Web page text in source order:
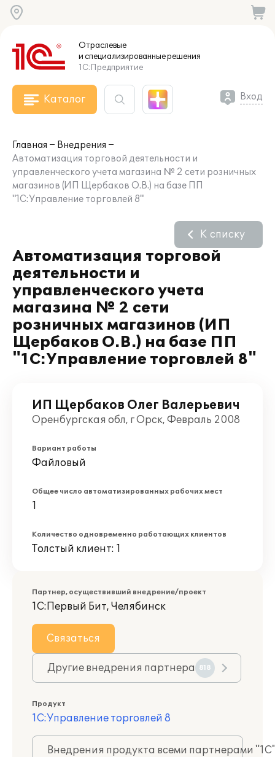
Отраслевые
и специализированныерешения
1С:Предприятие
Каталог Вход
Главная
Внедрения
Автоматизация торговой деятельности и
управленческого учета магазина № 2 сети розничных
магазинов (ИП Щербаков О.В.) на базе ПП
"1С:Управление торговлей 8"
Автоматизация торговой
деятельности и
управленческого учета
магазина № 2 сети
розничных магазинов (ИП
Щербаков О.В.) на базе ПП
"1С:Управление торговлей 8"
К списку
ИП Щербаков Олег Валерьевич
Оренбургская обл, г Орск, Февраль 2008
Вариант работы
Файловый
Общее число автоматизированных рабочих мест
1
Количество одновременно работающих клиентов
Толстый клиент: 1
Партнер, осуществивший внедрение/проект
1С:Первый Бит, Челябинск
Связаться
Другие внедрения партнера 818
Продукт
1С:Управление торговлей 8
Внедрения продукта всеми партнерами